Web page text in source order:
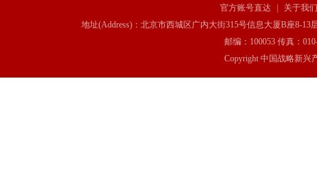
官方账号直达
关于我们
地址(Address)：北京市西城区广内大街315号信息大厦B座8-13
邮编：100053 传真：
Copyright 中国战略新兴